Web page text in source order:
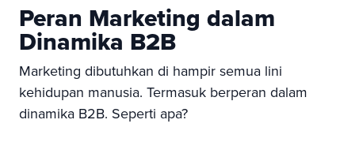
Peran Marketing dalam
Dinamika B2B
Marketing dibutuhkan di hampir semua lini
kehidupan manusia. Termasuk berperan dalam
dinamika B2B. Seperti apa?